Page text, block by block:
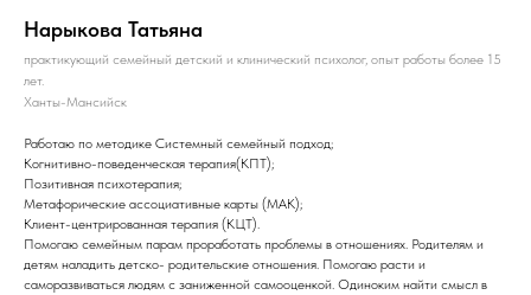
Нарыкова Татьяна
практикующий семейный детский и клинический психолог, опыт работы более 15
лет.
Ханты-Мансийск
Работаю по методике Системный семейный подход;
Когнитивно-поведенческая терапия(КПТ);
Позитивная психотерапия;
Метафорические ассоциативные карты (МАК);
Клиент-центрированная терапия (КЦТ).
Помогаю семейным парам проработать проблемы в отношениях. Родителям и
детям наладить детско- родительские отношения. Помогаю расти и
саморазвиваться людям с заниженной самооценкой. Одиноким найти смысл в